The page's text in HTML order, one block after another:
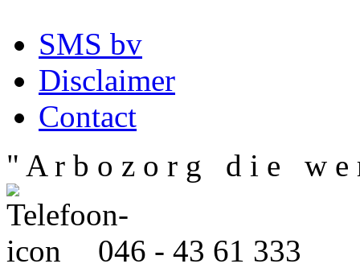
SMS bv
Disclaimer
Contact
" A r b o z o r g d i e w e
046 - 43 61 333